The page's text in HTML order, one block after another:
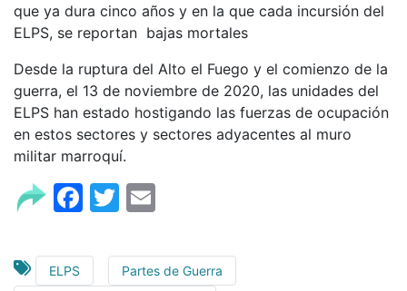
que ya dura cinco años y en la que cada incursión del
ELPS, se reportan bajas mortales
Desde la ruptura del Alto el Fuego y el comienzo de la
guerra, el 13 de noviembre de 2020, las unidades del
ELPS han estado hostigando las fuerzas de ocupación
en estos sectores y sectores adyacentes al muro
militar marroquí.
Facebook
Twitter
ELPS
Partes de Guerra